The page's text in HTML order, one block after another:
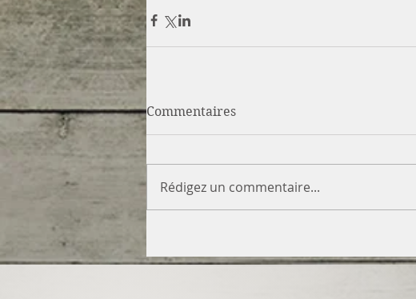
Commentaires
Rédigez un commentaire...